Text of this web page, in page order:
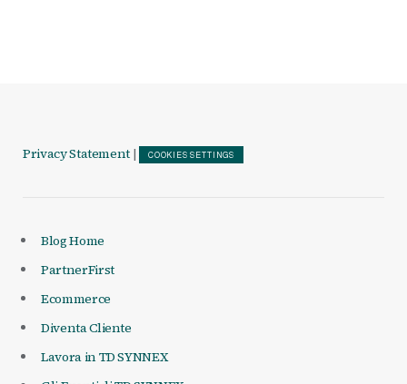
Privacy Statement | COOKIES SETTINGS
Blog Home
PartnerFirst
Ecommerce
Diventa Cliente
Lavora in TD SYNNEX